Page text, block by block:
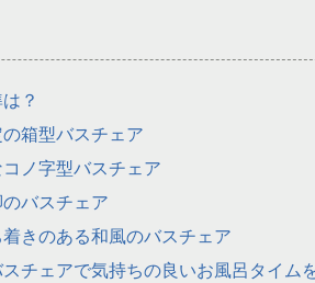
？
箱型バスチェア
ノ字型バスチェア
バスチェア
きのある和風のバスチェア
チェアで気持ちの良いお風呂タイム